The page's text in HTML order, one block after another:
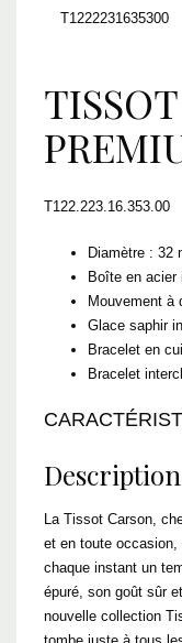
T1222231635300
T122.223.16.353.00
Diamètre : 32
Boîte en acier
Mouvement à
Glace saphir
Bracelet en
Bracelet
Description
La Tissot Carson,
et en toute occasion,
chaque instant un
épuré, son goût sûr
nouvelle collection